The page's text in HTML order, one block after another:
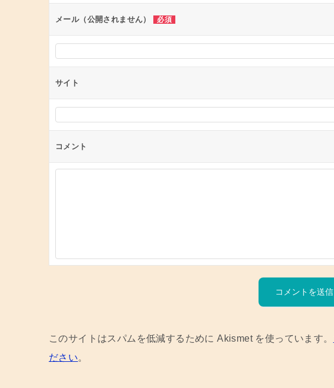
ン
メール（公開されません） 必須
サイト
コメント
このサイトはスパムを低減するために Akismet を使っています。
ださい。